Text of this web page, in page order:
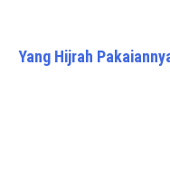
Yang Hijrah